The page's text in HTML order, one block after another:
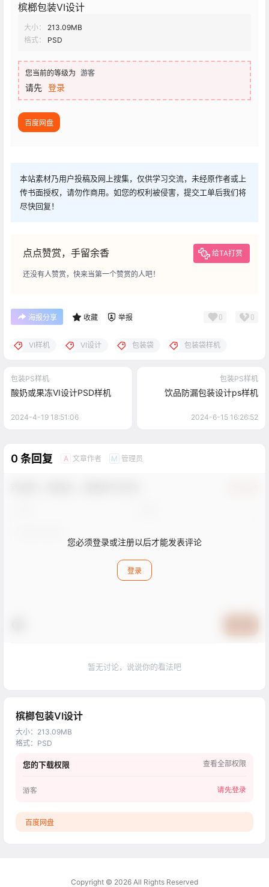
槟榔包装VI设计
大小：
213.09MB
格式：
PSD
您当前的等级为 游客
请先 登录
百度网盘
本站素材乃用户投稿及网上搜集，仅供学习交流，未经原作者或上
传书面授权，请勿作商用。如您的权利被侵害，提交工单后我们将
尽快回复！
点点赞赏，手留余香 给TA打赏
还没有人赞赏，快来当第一个赞赏的人吧！
海报分享 收藏 举报 0 0
VI样机 VI设计 包装袋 包装袋样机
包装PS样机
酸奶或果冻VI设计PSD样机
2024-4-19 18:51:06
包装PS样机
饮品防漏包装设计ps样机
2024-6-15 16:26:52
0 条回复 A 文章作者 M 管理员
您必须登录或注册以后才能发表评论
登录
暂无讨论，说说你的看法吧
槟榔包装VI设计
大小： 213.09MB
格式： PSD
您的下载权限 查看全部权限
游客 请先登录
百度网盘
Copyright © 2026 All Rights Reserved